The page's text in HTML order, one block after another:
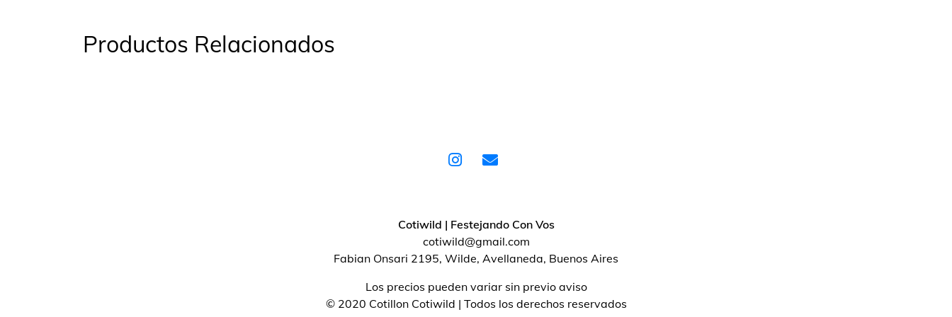
Productos Relacionados
Cotiwild | Festejando Con Vos
cotiwild@gmail.com
Fabian Onsari 2195, Wilde, Avellaneda, Buenos Aires
Los precios pueden variar sin previo aviso
© 2020 Cotillon Cotiwild | Todos los derechos reservados